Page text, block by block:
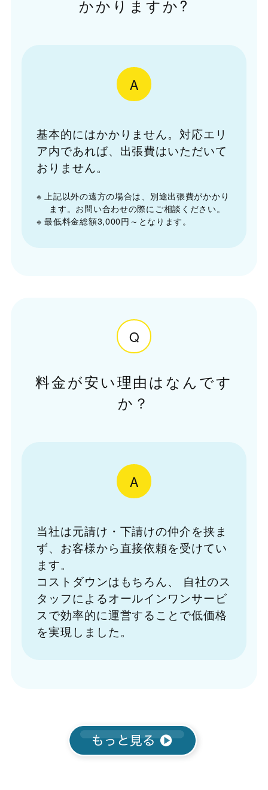
かかりますか?
A
基本的にはかかりません。対応エリ
ア内であれば、出張費はいただいて
おりません。
※ 上記以外の遠方の場合は、別途出張費がかかり
ます。お問い合わせの際にご相談ください。
※ 最低料金総額3,000円～となります。
Q
料金が安い理由はなんです
か？
A
当社は元請け・下請けの仲介を挟ま
ず、お客様から直接依頼を受けてい
ます。
コストダウンはもちろん、
自社のス
タッフによるオールインワンサービ
スで効率的に運営することで低価格
を実現しました。